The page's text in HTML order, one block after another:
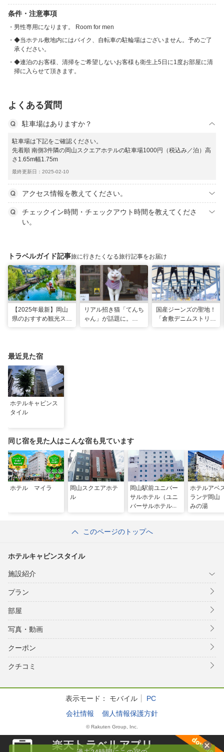
条件・注意事項
男性専用になります。 Room for men
◆当ホテル敷地内にはバイク、自転車の駐輪場はございません。予めご了
承ください。
◆連泊のお客様、清掃をご希望しないお客様も衛生上5日に1度お部屋に清
掃に入らせて頂きます。
よくある質問
駐車場はありますか？
駐車場は下記をご確認ください。
先着順 南側3件隣の岡山スクエアホテルの駐車場1000円（税込み／泊）高
さ1.65m幅1.75m
最終更新日：2025-02-10
アクセス情報を教えてください。
チェックイン時間・チェックアウト時間を教えてくださ
い。
トラベルガイド記事旅に行きたくなる旅行記事をお届け
【2025年最新】岡山
県のおすすめ観光スポ
リアル招き猫「てんち
ゃん」が話題に。
国産ジーンズの聖地！
「倉敷デニムストリー
最近見た宿
ホテルキャビンス
タイル
同じ宿を見た人はこんな宿も見ています
ホテル マイラ
岡山スクエアホテ
ル
岡山駅前ユニバー
サルホテル（ユニ
バーサルホテルチ
ホテルアベ
ランデ岡
みの湯
このページのトップへ
ホテルキャビンスタイル
施設紹介
プラン
部屋
写真・動画
クーポン
クチコミ
表示モード： モバイル
PC
会社情報
個人情報保護方針
© Rakuten Group, Inc.